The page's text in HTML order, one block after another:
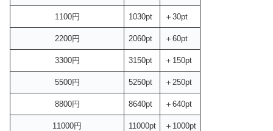
1100円 1030pt ＋30pt
2200円 2060pt ＋60pt
3300円 3150pt ＋150pt
5500円 5250pt ＋250pt
8800円 8640pt ＋640pt
11000円 11000pt ＋1000pt